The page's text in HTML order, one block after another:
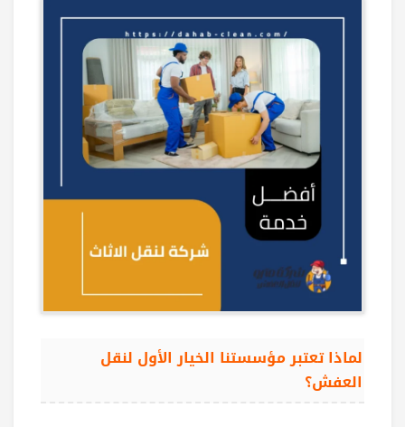
لماذا تعتبر مؤسستنا الخيار الأول لنقل
العفش؟